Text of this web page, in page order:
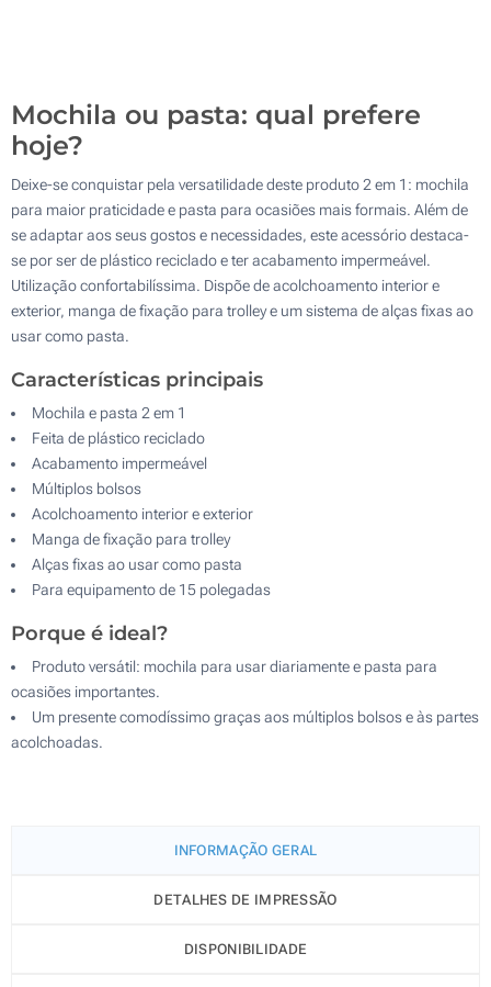
Mochila ou pasta: qual prefere
hoje?
Deixe-se conquistar pela versatilidade deste produto 2 em 1: mochila
para maior praticidade e pasta para ocasiões mais formais. Além de
se adaptar aos seus gostos e necessidades, este acessório destaca-
se por ser de plástico reciclado e ter acabamento impermeável.
Utilização confortabilíssima. Dispõe de acolchoamento interior e
exterior, manga de fixação para trolley e um sistema de alças fixas ao
usar como pasta.
Características principais
Mochila e pasta 2 em 1
Feita de plástico reciclado
Acabamento impermeável
Múltiplos bolsos
Acolchoamento interior e exterior
Manga de fixação para trolley
Alças fixas ao usar como pasta
Para equipamento de 15 polegadas
Porque é ideal?
Produto versátil: mochila para usar diariamente e pasta para
ocasiões importantes.
Um presente comodíssimo graças aos múltiplos bolsos e às partes
acolchoadas.
INFORMAÇÃO GERAL
DETALHES DE IMPRESSÃO
DISPONIBILIDADE